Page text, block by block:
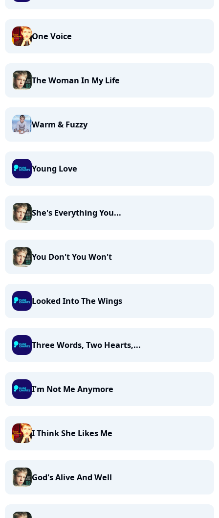
One Voice
The Woman In My Life
Warm & Fuzzy
Young Love
She's Everything You...
You Don't You Won't
Looked Into The Wings
Three Words, Two Hearts,...
I'm Not Me Anymore
I Think She Likes Me
God's Alive And Well